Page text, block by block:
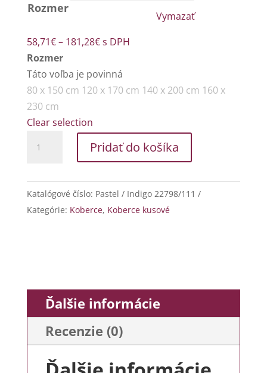
Rozmer
Vymazať
58,71€– 181,28€Price
58,71€
through
s DPH
Rozmer
Táto voľba je povinná
80 x 150 cm 120 x 170 cm 140 x 200 cm 160 x
230 cm
Clear selection
Pastel
Indigo
22798/111
Pridať do košíka
Katalógové číslo: Pastel / Indigo 22798/111
Kategórie: Koberce, Koberce kusové
Ďalšie informácie
Recenzie (0)